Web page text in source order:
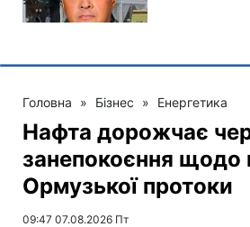
Головна » Бізнес » Енергетика
Нафта дорожчає
занепокоєння щодо
Ормузької протоки
09:47 07.08.2026 Пт